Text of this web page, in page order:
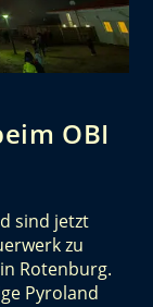
OBI
sind jetzt
zu
Rotenburg.
Pyroland